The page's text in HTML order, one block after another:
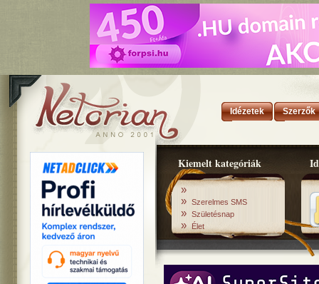
Idézetek Szerzők
Kiemelt kategóriák
»
» Szerelmes SMS
» Születésnap
» Élet